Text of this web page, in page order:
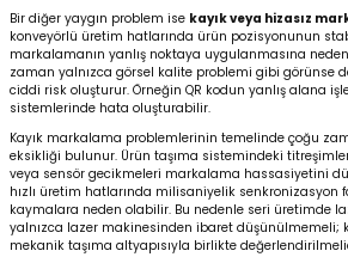
Bir diğer yaygın problem ise kayık veya hizasız
konveyörlü üretim hatlarında ürün pozisyonunun
markalamanın yanlış noktaya uygulanmasına
zaman yalnızca görsel kalite problemi gibi görünse
ciddi risk oluşturur. Örneğin QR kodun yanlış alana
sistemlerinde hata oluşturabilir.
Kayık markalama problemlerinin temelinde çoğu
eksikliği bulunur. Ürün taşıma sistemindeki
veya sensör gecikmeleri markalama hassasiyetini
hızlı üretim hatlarında milisaniyelik senkronizasyon
kaymalara neden olabilir. Bu nedenle seri üretimde
yalnızca lazer makinesinden ibaret düşünülmemeli;
mekanik taşıma altyapısıyla birlikte